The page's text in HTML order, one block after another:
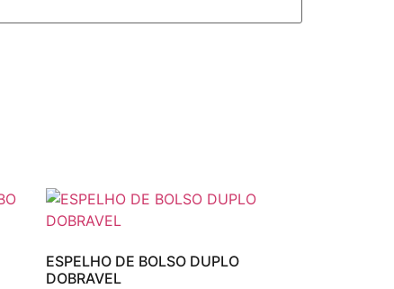
ESPELHO DE BOLSO DUPLO
DOBRAVEL